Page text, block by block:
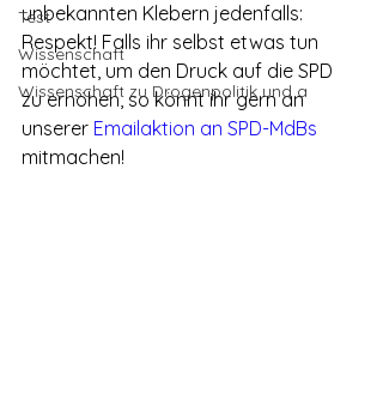
Test
Wissenschaft
Wissenschaft zu Drogenpolitik und a
unbekannten Klebern jedenfalls:
Respekt! Falls ihr selbst etwas tun
möchtet, um den Druck auf die SPD
zu erhöhen, so könnt ihr gern an
unserer Emailaktion an SPD-MdBs
mitmachen!